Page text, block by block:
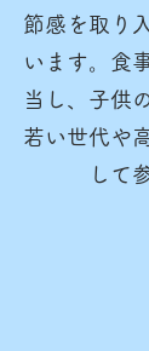
節感を取り
います。食
当し、子供
若い世代や
して